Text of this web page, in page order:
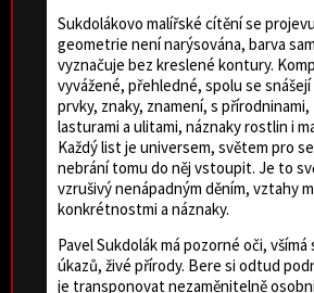
Sukdolákovo malířské cítění se
geometrie není narýsována, barva
vyznačuje bez kreslené kontury.
vyvážené, přehledné, spolu se
prvky, znaky, znamení, s přírodninami,
lasturami a ulitami, náznaky rostlin i
Každý list je universem, světem pro
nebrání tomu do něj vstoupit. Je to
vzrušivý nenápadným děním, vztahy
konkrétnostmi a náznaky.
Pavel Sukdolák má pozorné oči, všímá
úkazů, živé přírody. Bere si odtud
je transponovat nezaměnitelně